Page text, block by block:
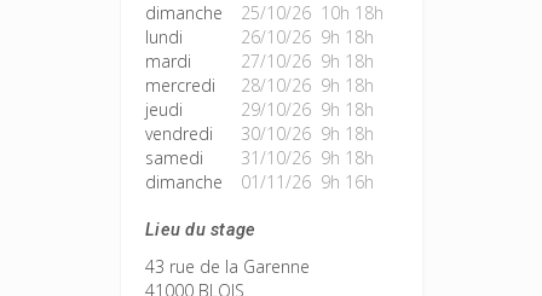
dimanche
25/10/26 10h 18h
lundi
26/10/26 9h 18h
mardi
27/10/26 9h 18h
mercredi
28/10/26 9h 18h
jeudi
29/10/26 9h 18h
vendredi
30/10/26 9h 18h
samedi
31/10/26 9h 18h
dimanche
01/11/26 9h 16h
Lieu du stage
43 rue de la Garenne
41000 BLOIS